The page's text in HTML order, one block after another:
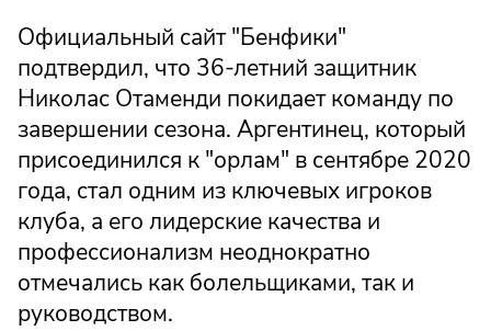
Официальный сайт "Бенфики"
подтвердил, что 36-летний защитник
Николас Отаменди покидает команду по
завершении сезона. Аргентинец, который
присоединился к "орлам" в сентябре 2020
года, стал одним из ключевых игроков
клуба, а его лидерские качества и
профессионализм неоднократно
отмечались как болельщиками, так и
руководством.